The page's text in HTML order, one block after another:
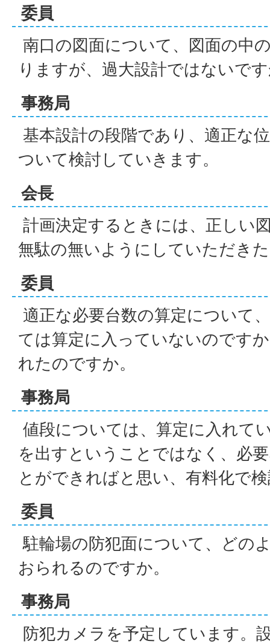
委員
南口の図面について、図面の中
りますが、過大設計ではないで
事務局
基本設計の段階であり、適正な
ついて検討していきます。
会長
計画決定するときには、正しい
無駄の無いようにしていただき
委員
適正な必要台数の算定について
ては算定に入っていないのです
れたのですか。
事務局
値段については、算定に入れて
を出すということではなく、必
とができればと思い、有料化で
委員
駐輪場の防犯面について、どの
おられるのですか。
事務局
防犯カメラを予定しています。